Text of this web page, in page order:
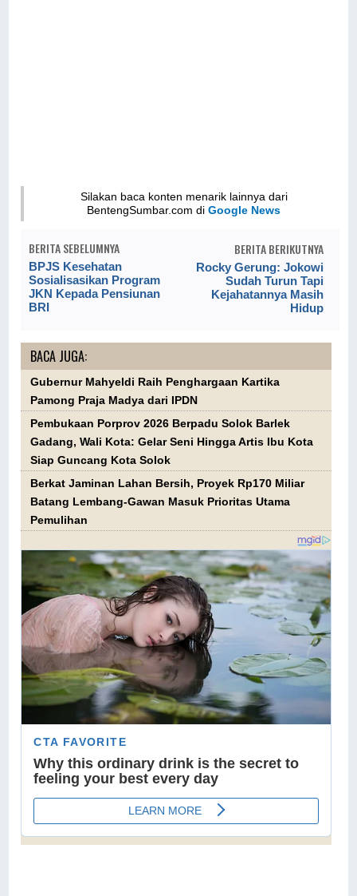
Silakan baca konten menarik lainnya dari
BentengSumbar.com diGoogle News
BERITA SEBELUMNYA
BPJS Kesehatan
Sosialisasikan Program
JKN Kepada Pensiunan
BRI
BERITA BERIKUTNYA
Rocky Gerung: Jokowi
Sudah Turun Tapi
Kejahatannya Masih
Hidup
BACA JUGA:
Gubernur Mahyeldi Raih Penghargaan Kartika
Pamong Praja Madya dari IPDN
Pembukaan Porprov 2026 Berpadu Solok Barlek
Gadang, Wali Kota: Gelar Seni Hingga Artis Ibu Kota
Siap Guncang Kota Solok
Berkat Jaminan Lahan Bersih, Proyek Rp170 Miliar
Batang Lembang-Gawan Masuk Prioritas Utama
Pemulihan